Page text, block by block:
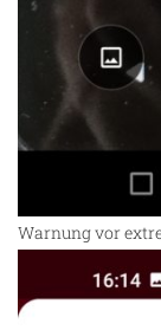
Warnung vor